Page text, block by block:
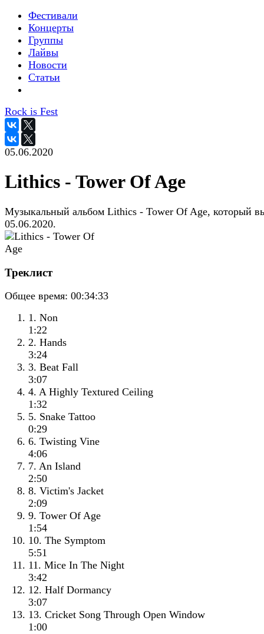
Фестивали
Концерты
Группы
Лайвы
Новости
Статьи
Rock is Fest
05.06.2020
Lithics - Tower Of Age
Музыкальный альбом Lithics - Tower Of Age, который
05.06.2020.
Треклист
Общее время: 00:34:33
1. Non
1:22
2. Hands
3:24
3. Beat Fall
3:07
4. A Highly Textured Ceiling
1:32
5. Snake Tattoo
0:29
6. Twisting Vine
4:06
7. An Island
2:50
8. Victim's Jacket
2:09
9. Tower Of Age
1:54
10. The Symptom
5:51
11. Mice In The Night
3:42
12. Half Dormancy
3:07
13. Cricket Song Through Open Window
1:00